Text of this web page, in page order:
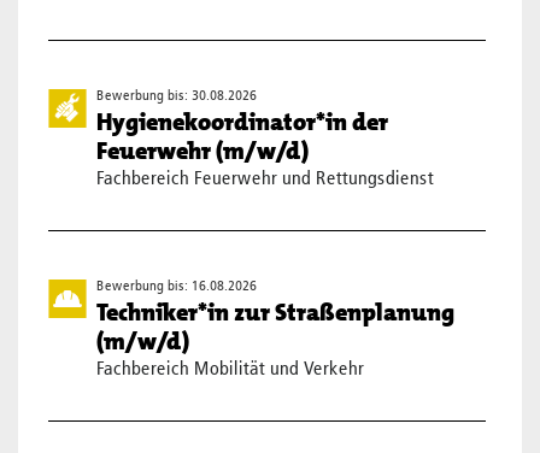
Bewerbung bis: 30.08.2026
Hygienekoordinator*in der
Feuerwehr (m/w/d)
Fachbereich Feuerwehr und Rettungsdienst
Bewerbung bis: 16.08.2026
Techniker*in zur Straßenplanung
(m/w/d)
Fachbereich Mobilität und Verkehr